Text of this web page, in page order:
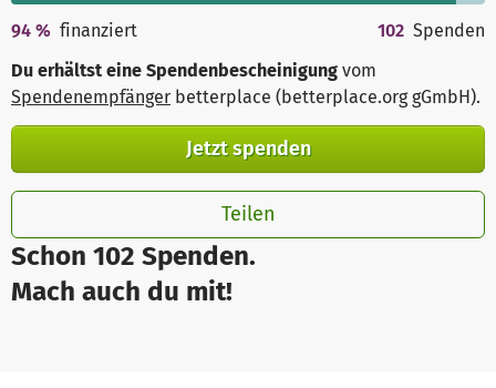
Schon 102 Spenden.
Mach auch du mit!
94 % finanziert 102 Spenden
Du erhältst eine Spendenbescheinigung vom
Spendenempfänger betterplace (betterplace.org gGmbH).
Jetzt spenden
Teilen